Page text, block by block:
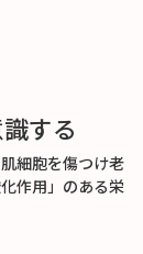
する
細胞を傷つけ老
作用」のある栄